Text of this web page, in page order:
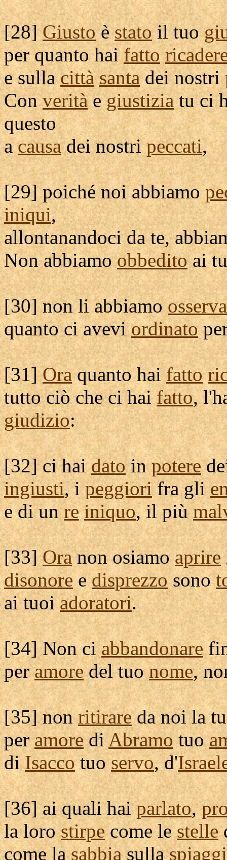
[28]Giustoèstatoil tuo
per quanto haifatto
e sullacittà santadei nostri
Converitàegiustiziatu ci
questo
acausadei nostripeccati,
[29] poiché noi abbiamo
iniqui,
allontanandocida te,
Non abbiamoobbeditoai
[30] non li abbiamo
quanto ci aveviordinato
[31]Oraquanto haifatto
tutto ciò che ci haifatto,
giudizio:
[32] ci haidatoinpotere
ingiusti, ipeggiorifra gli
e di unre iniquo, il più
[33]Oranonosiamo aprire
disonoreedisprezzosono
ai tuoiadoratori.
[34] Non ciabbandonare
peramoredel tuonome,
[35] nonritirareda noi la
peramorediAbramo tuo
diIsaccotuoservo, d'
[36] ai quali haiparlato,
la lorostirpecome lestelle
come lasabbiasulla